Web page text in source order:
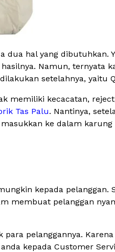
hal yang dibutuhkan.
Namun, ternyata
setelahnya, yaitu
memiliki kecacatan,
Tas Palu. Nantinya,
ke dalam
kepada pelanggan.
membuat pelanggan
pelanggannya.
kepada Customer